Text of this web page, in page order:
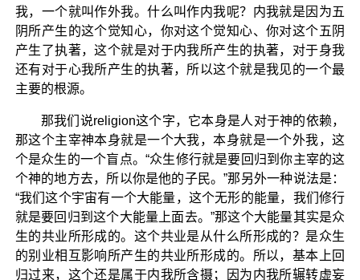
我，一个就叫作外我。什么叫作内我呢？内我就是因为五
阴所产生的这个觉知心，你对这个觉知心、你对这个五阴
产生了执著，这个就是对于内我所产生的执著，对于身我
还有对于心我所产生的执著，所以这个就是我见的一个最
主要的根源。
那我们说religion这个字，它本身是人对于神的依赖，
那这个主宰神本身就是一个大我，本身就是一个外我，这
个是众生的一个盲点。“众生修行就是要回归到你主宰的这
个神的地方去，所以你是他的子民。”那另外一种说法是：
“我们这个宇宙有一个大能量，这个无形的能量，我们修行
就是要回归到这个大能量上面去。”那这个大能量其实是众
生的共业所形成的。这个共业是从什么所形成的？是众生
的别业相互影响所产生的共业所形成的。所以，基本上回
归过来，这个还是属于内我所含摄；因为内我所辗转虚妄